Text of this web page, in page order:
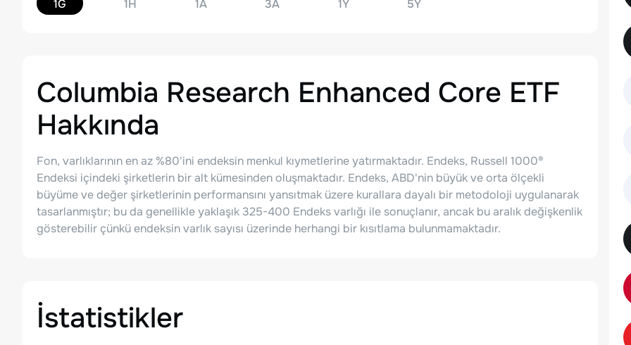
1G 1H 1A 3A 1Y 5Y
Columbia Research Enhanced Core ETF
Hakkında
Fon, varlıklarının en az %80'ini endeksin menkul kıymetlerine yatırmaktadır. Endeks, Russell 1000®
Endeksi içindeki şirketlerin bir alt kümesinden oluşmaktadır. Endeks, ABD'nin büyük ve orta ölçekli
büyüme ve değer şirketlerinin performansını yansıtmak üzere kurallara dayalı bir metodoloji uygulanarak
tasarlanmıştır; bu da genellikle yaklaşık 325-400 Endeks varlığı ile sonuçlanır, ancak bu aralık değişkenlik
gösterebilir çünkü endeksin varlık sayısı üzerinde herhangi bir kısıtlama bulunmamaktadır.
İstatistikler